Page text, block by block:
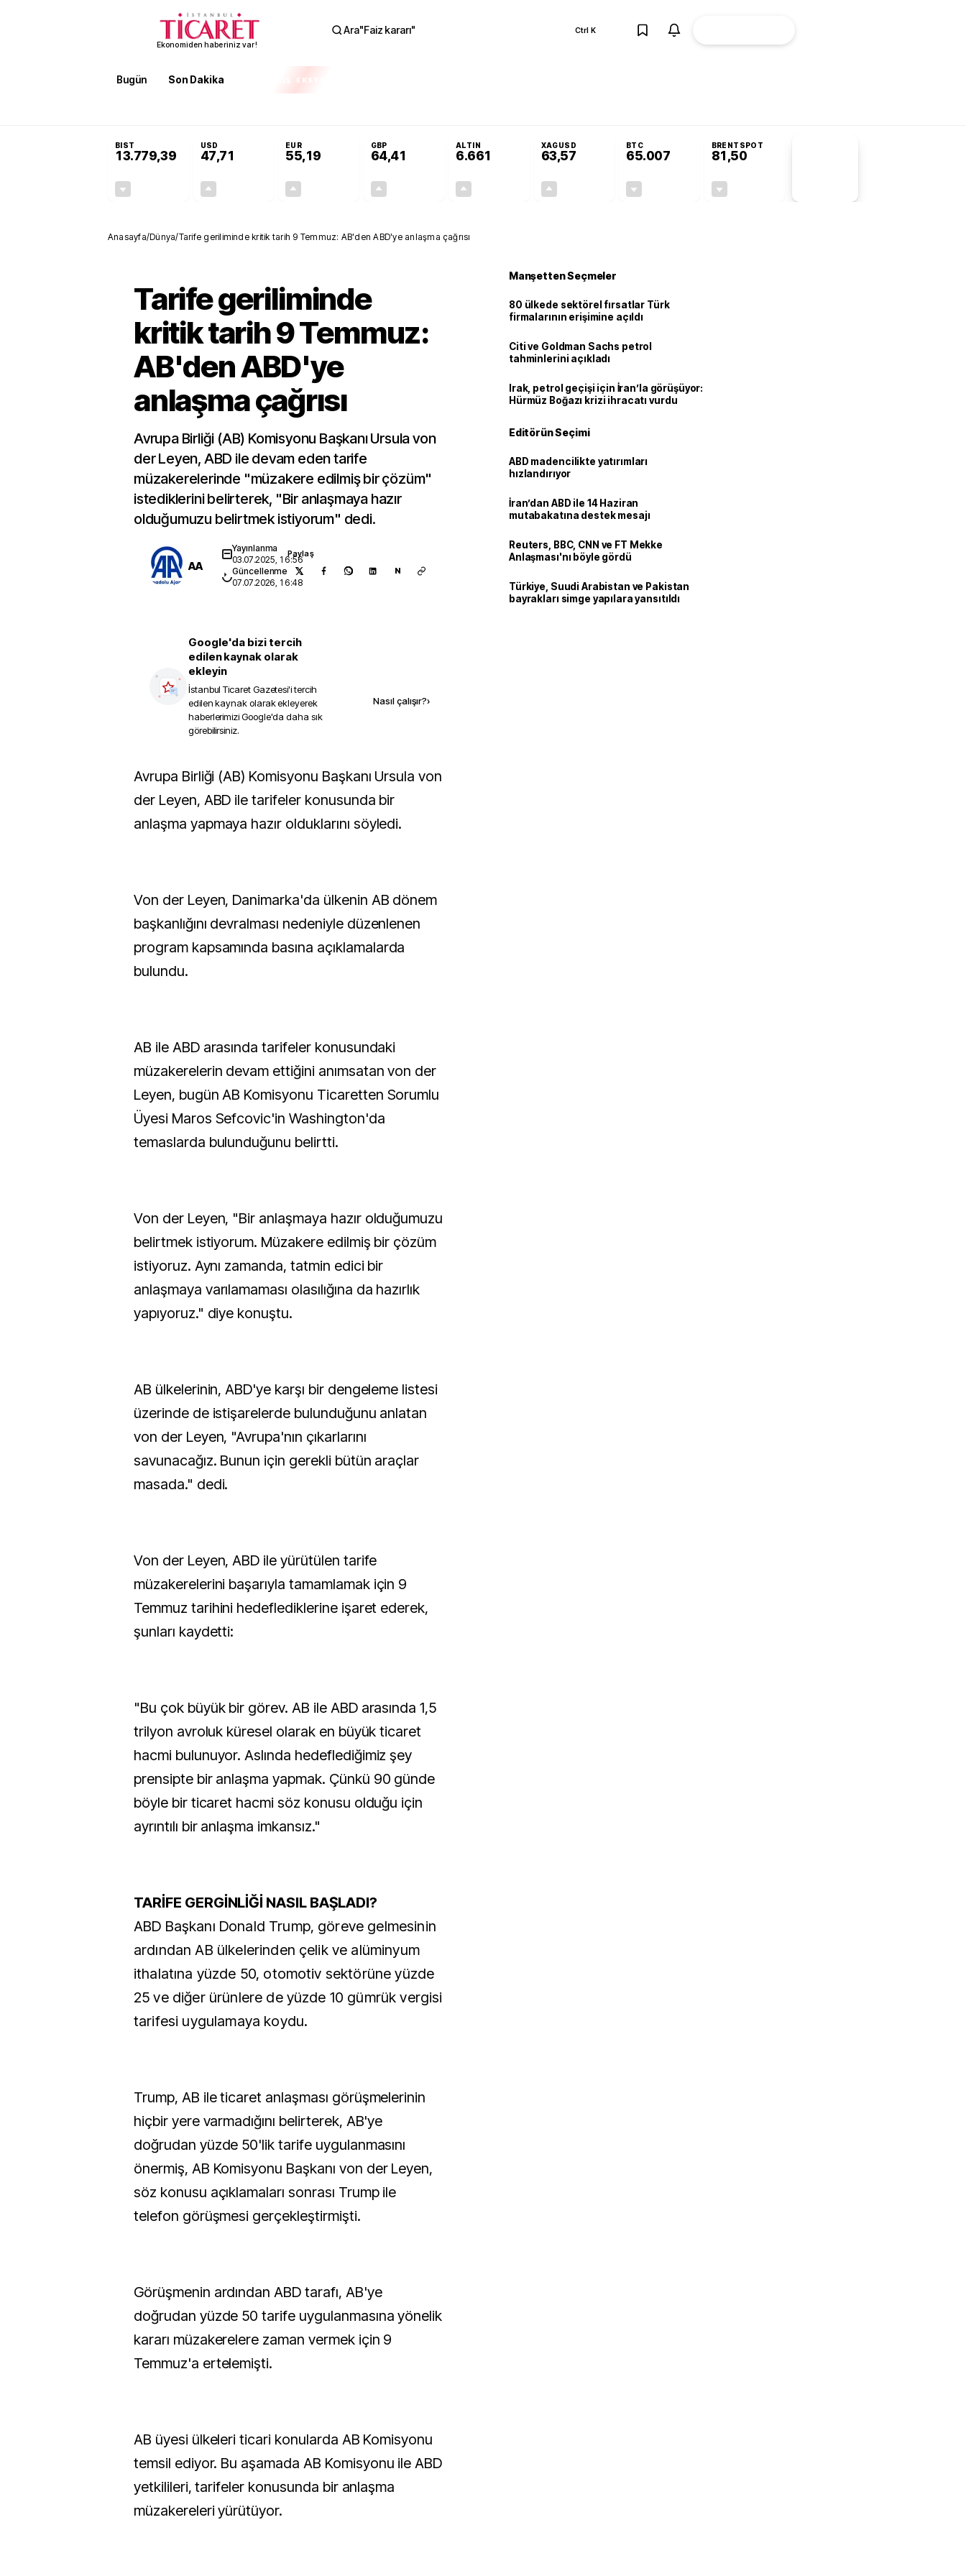
Ekonomiden haberiniz var!
Ara"Faiz kararı" Ctrl K
Bugün Son Dakika EKSTRA
BIST
13.779,39
USD
47,71
EUR
55,19
GBP
64,41
ALTIN
6.661
XAGUSD
63,57
BTC
65.007
BRENTSPOT
81,50
Anasayfa/Dünya/Tarife geriliminde kritik tarih 9 Temmuz: AB'den ABD'ye anlaşma çağrısı
Tarife geriliminde
kritik tarih 9 Temmuz:
AB'den ABD'ye
anlaşma çağrısı
Avrupa Birliği (AB) Komisyonu Başkanı Ursula von
der Leyen, ABD ile devam eden tarife
müzakerelerinde "müzakere edilmiş bir çözüm"
istediklerini belirterek, "Bir anlaşmaya hazır
olduğumuzu belirtmek istiyorum" dedi.
AA
Yayınlanma
03.07.2025, 16:56
Güncellenme
07.07.2026, 16:48
Paylaş
N
Google'da bizi tercih
edilen kaynak olarak
ekleyin
İstanbul Ticaret Gazetesi'i tercih
edilen kaynak olarak ekleyerek
haberlerimizi Google'da daha sık
görebilirsiniz.
Nasıl çalışır?›
Avrupa Birliği (AB) Komisyonu Başkanı Ursula von
der Leyen, ABD ile tarifeler konusunda bir
anlaşma yapmaya hazır olduklarını söyledi.
Von der Leyen, Danimarka'da ülkenin AB dönem
başkanlığını devralması nedeniyle düzenlenen
program kapsamında basına açıklamalarda
bulundu.
AB ile ABD arasında tarifeler konusundaki
müzakerelerin devam ettiğini anımsatan von der
Leyen, bugün AB Komisyonu Ticaretten Sorumlu
Üyesi Maros Sefcovic'in Washington'da
temaslarda bulunduğunu belirtti.
Von der Leyen, "Bir anlaşmaya hazır olduğumuzu
belirtmek istiyorum. Müzakere edilmiş bir çözüm
istiyoruz. Aynı zamanda, tatmin edici bir
anlaşmaya varılamaması olasılığına da hazırlık
yapıyoruz." diye konuştu.
AB ülkelerinin, ABD'ye karşı bir dengeleme listesi
üzerinde de istişarelerde bulunduğunu anlatan
von der Leyen, "Avrupa'nın çıkarlarını
savunacağız. Bunun için gerekli bütün araçlar
masada." dedi.
Von der Leyen, ABD ile yürütülen tarife
müzakerelerini başarıyla tamamlamak için 9
Temmuz tarihini hedeflediklerine işaret ederek,
şunları kaydetti:
"Bu çok büyük bir görev. AB ile ABD arasında 1,5
trilyon avroluk küresel olarak en büyük ticaret
hacmi bulunuyor. Aslında hedeflediğimiz şey
prensipte bir anlaşma yapmak. Çünkü 90 günde
böyle bir ticaret hacmi söz konusu olduğu için
ayrıntılı bir anlaşma imkansız."
TARİFE GERGİNLİĞİ NASIL BAŞLADI?
ABD Başkanı Donald Trump, göreve gelmesinin
ardından AB ülkelerinden çelik ve alüminyum
ithalatına yüzde 50, otomotiv sektörüne yüzde
25 ve diğer ürünlere de yüzde 10 gümrük vergisi
tarifesi uygulamaya koydu.
Trump, AB ile ticaret anlaşması görüşmelerinin
hiçbir yere varmadığını belirterek, AB'ye
doğrudan yüzde 50'lik tarife uygulanmasını
önermiş, AB Komisyonu Başkanı von der Leyen,
söz konusu açıklamaları sonrası Trump ile
telefon görüşmesi gerçekleştirmişti.
Görüşmenin ardından ABD tarafı, AB'ye
doğrudan yüzde 50 tarife uygulanmasına yönelik
kararı müzakerelere zaman vermek için 9
Temmuz'a ertelemişti.
AB üyesi ülkeleri ticari konularda AB Komisyonu
temsil ediyor. Bu aşamada AB Komisyonu ile ABD
yetkilileri, tarifeler konusunda bir anlaşma
müzakereleri yürütüyor.
Manşetten Seçmeler
80 ülkede sektörel fırsatlar Türk
firmalarının erişimine açıldı
Citi ve Goldman Sachs petrol
tahminlerini açıkladı
Irak, petrol geçişi için İran’la görüşüyor:
Hürmüz Boğazı krizi ihracatı vurdu
Editörün Seçimi
ABD madencilikte yatırımları
hızlandırıyor
İran’dan ABD ile 14 Haziran
mutabakatına destek mesajı
Reuters, BBC, CNN ve FT Mekke
Anlaşması'nı böyle gördü
Türkiye, Suudi Arabistan ve Pakistan
bayrakları simge yapılara yansıtıldı